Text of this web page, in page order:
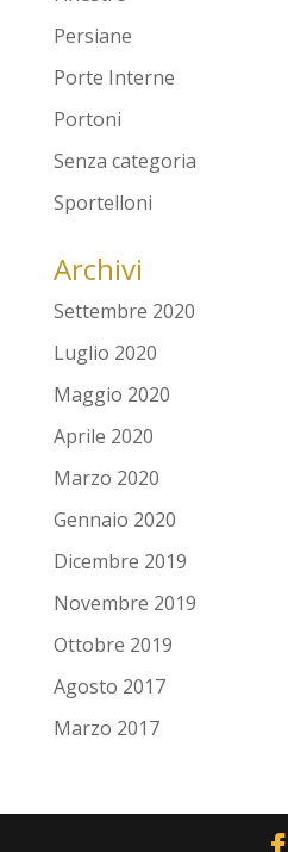
Persiane
Porte Interne
Portoni
Senza categoria
Sportelloni
Archivi
Settembre 2020
Luglio 2020
Maggio 2020
Aprile 2020
Marzo 2020
Gennaio 2020
Dicembre 2019
Novembre 2019
Ottobre 2019
Agosto 2017
Marzo 2017